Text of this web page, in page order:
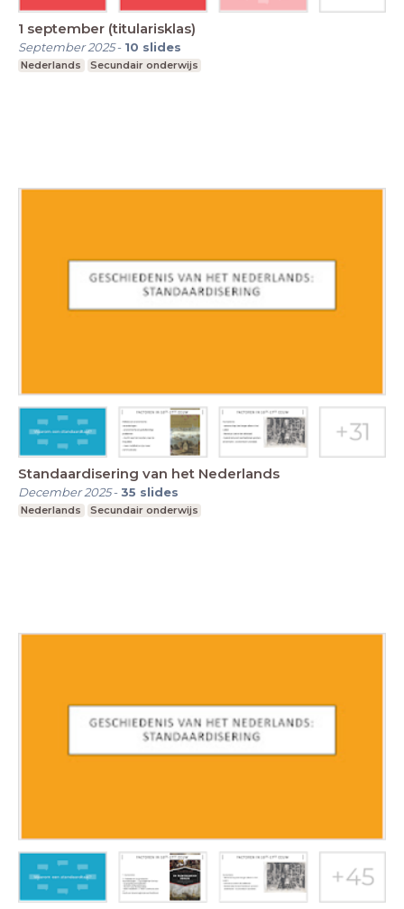
1 september (titularisklas)
September 2025- 10 slides
Nederlands Secundair onderwijs
Standaardisering van het Nederlands
December 2025-35 slides
Nederlands Secundair onderwijs